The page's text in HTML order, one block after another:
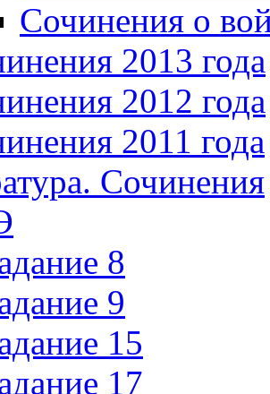
Сочинения о
2013 года
2012 года
2011 года
Сочинения
8
9
15
17